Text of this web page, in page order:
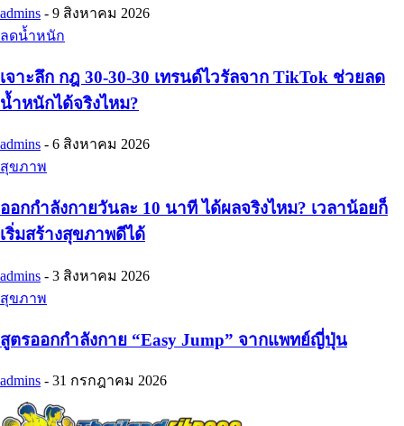
admins - 9 สิงหาคม 2026
ลดน้ำหนัก
เจาะลึก กฎ 30-30-30 เทรนด์ไวรัลจาก TikTok ช่วยลด
น้ำหนักได้จริงไหม?
admins - 6 สิงหาคม 2026
สุขภาพ
ออกกำลังกายวันละ 10 นาที ได้ผลจริงไหม? เวลาน้อยก็
เริ่มสร้างสุขภาพดีได้
admins - 3 สิงหาคม 2026
สุขภาพ
สูตรออกกำลังกาย “Easy Jump” จากแพทย์ญี่ปุ่น
admins - 31 กรกฎาคม 2026